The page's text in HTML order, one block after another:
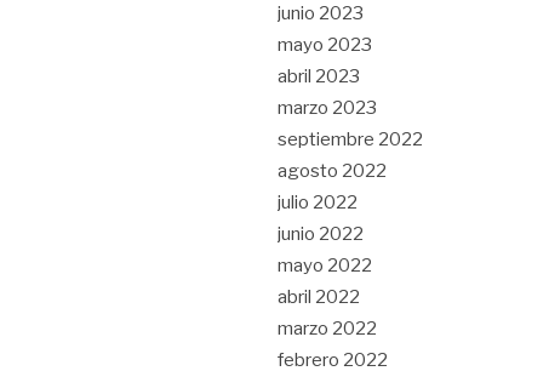
junio 2023
mayo 2023
abril 2023
marzo 2023
septiembre 2022
agosto 2022
julio 2022
junio 2022
mayo 2022
abril 2022
marzo 2022
febrero 2022